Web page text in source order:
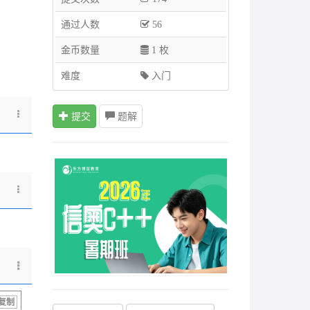
制
通过人数 56
金币数量 1 枚
难度 入门
提交 题解